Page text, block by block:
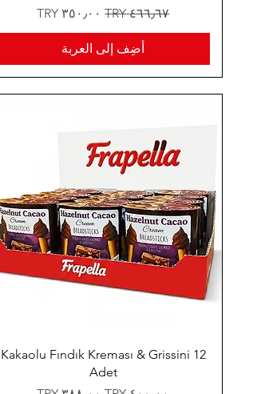
سعر عادي‏٤٦٦٫٦٧ TRY سعر البيع
أضِف إلى العربة
Kakaolu Fındık Kreması & Grissini 12
Adet